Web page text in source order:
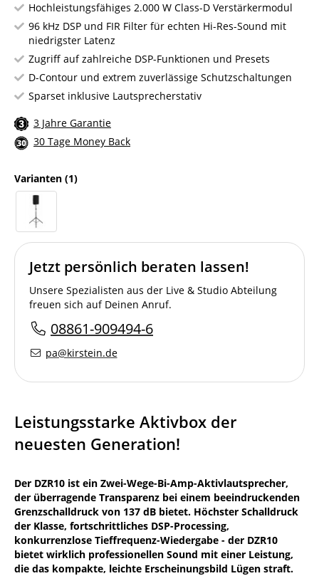
Hochleistungsfähiges 2.000 W Class-D Verstärkermodul
96 kHz DSP und FIR Filter für echten Hi-Res-Sound mit
niedrigster Latenz
Zugriff auf zahlreiche DSP-Funktionen und Presets
D-Contour und extrem zuverlässige Schutzschaltungen
Sparset inklusive Lautsprecherstativ
3 Jahre Garantie
30 Tage Money Back
Varianten (1)
Jetzt persönlich beraten lassen!
Unsere Spezialisten aus der Live & Studio Abteilung
freuen sich auf Deinen Anruf.
08861-909494-6
pa@kirstein.de
Leistungsstarke Aktivbox der
neuesten Generation!
Der DZR10 ist ein Zwei-Wege-Bi-Amp-Aktivlautsprecher,
der überragende Transparenz bei einem beeindruckenden
Grenzschalldruck von 137 dB bietet. Höchster Schalldruck
der Klasse, fortschrittliches DSP-Processing,
konkurrenzlose Tieffrequenz-Wiedergabe - der DZR10
bietet wirklich professionellen Sound mit einer Leistung,
die das kompakte, leichte Erscheinungsbild Lügen straft.